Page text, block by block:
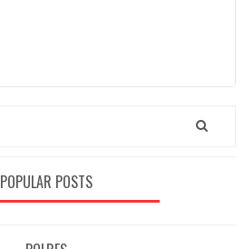
POPULAR POSTS